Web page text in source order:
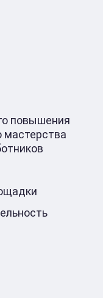
повышения
мастерства